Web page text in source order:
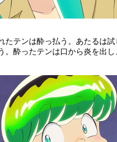
たテンは酔っ払う。あたるは
。酔ったテンは口から炎を出